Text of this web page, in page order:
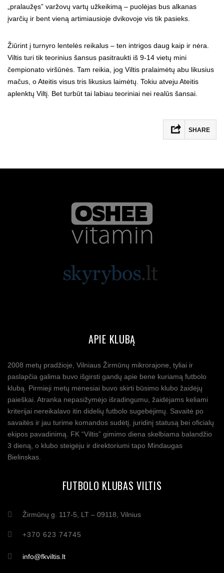
„pralaužęs” varžovų vartų užkeikimą – puolėjas bus alkanas
įvarčių ir bent vieną artimiausioje dvikovoje vis tik pasieks.
Žiūrint į turnyro lentelės reikalus – ten intrigos daug kaip ir nėra.
Viltis turi tik teorinius šansus pasitraukti iš 9-14 vietų mini
čempionato viršūnės. Tam reikia, jog Viltis pralaimėtų abu likusius
mačus, o Ateitis visus tris likusius laimėtų. Tokiu atveju Ateitis
aplenktų Viltį. Bet turbūt tai labiau teoriniai nei realūs šansai.
SHARE
APIE KLUBĄ
2008 metų pradžioje, Vilniaus Žirmūnų mikrorajone, tyliai ir
paslapčia galima buvo išgirsti gandų apie bene kuriamą futbolo
klubą. Pirmieji metų mėnesiai buvo skirti būsimo klubo žaidėjų
paieškai. Atranka nepasižymėjo išradingumu, žaidėjams keliami
kriterijai nereikalavo itin didelių futbolo sugebėjimų. Savaitė po
savaitės ir jau turime komandos sudėtį, juridinį statusą bei oficialų
ekipos pavadinimą. FK “Viltis” gimimo diena skelbiama balandžio
3 dieną, o klubo steigėju ir direktoriumi tapo Mindaugas
Bielinskas.
FUTBOLO KLUBAS VILTIS
Žirmūnų g. 117-5, LT – 09118, Vilnius
+370 623 74745
info@fkviltis.lt